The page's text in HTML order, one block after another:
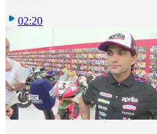
02:20